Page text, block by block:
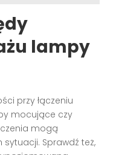
lampy
przy łączeniu
mocujące czy
mogą
Sprawdź też,